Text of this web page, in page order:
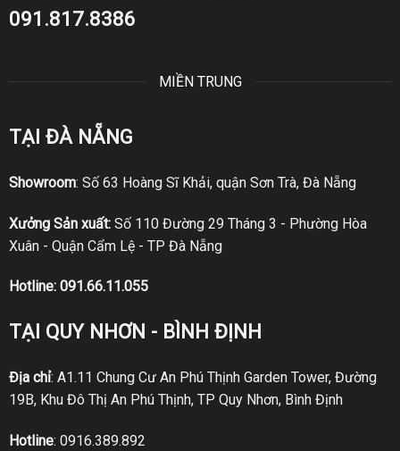
091.817.8386
MIỀN TRUNG
TẠI ĐÀ NẴNG
Showroom: Số 63 Hoàng Sĩ Khải, quận Sơn Trà, Đà Nẵng
Xưởng Sản xuất:Số 110 Đường 29 Tháng 3 - Phường Hòa
Xuân - Quận Cẩm Lệ - TP Đà Nẵng
Hotline: 091.66.11.055
TẠI QUY NHƠN - BÌNH ĐỊNH
Địa chỉ: A1.11 Chung Cư An Phú Thịnh Garden Tower, Đường
19B, Khu Đô Thị An Phú Thịnh, TP Quy Nhơn, Bình Định
Hotline: 0916.389.892